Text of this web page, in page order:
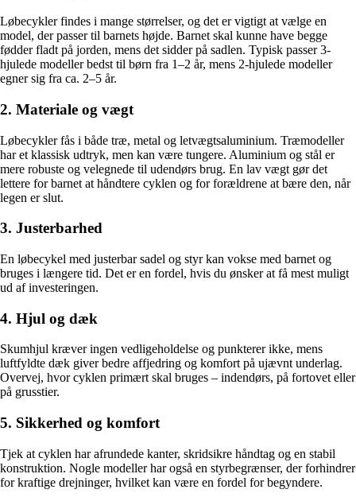
Løbecykler findes i mange størrelser, og det er vigtigt at vælge en
model, der passer til barnets højde. Barnet skal kunne have begge
fødder fladt på jorden, mens det sidder på sadlen. Typisk passer 3-
hjulede modeller bedst til børn fra 1–2 år, mens 2-hjulede modeller
egner sig fra ca. 2–5 år.
2. Materiale og vægt
Løbecykler fås i både træ, metal og letvægtsaluminium. Træmodeller
har et klassisk udtryk, men kan være tungere. Aluminium og stål er
mere robuste og velegnede til udendørs brug. En lav vægt gør det
lettere for barnet at håndtere cyklen og for forældrene at bære den, når
legen er slut.
3. Justerbarhed
En løbecykel med justerbar sadel og styr kan vokse med barnet og
bruges i længere tid. Det er en fordel, hvis du ønsker at få mest muligt
ud af investeringen.
4. Hjul og dæk
Skumhjul kræver ingen vedligeholdelse og punkterer ikke, mens
luftfyldte dæk giver bedre affjedring og komfort på ujævnt underlag.
Overvej, hvor cyklen primært skal bruges – indendørs, på fortovet eller
på grusstier.
5. Sikkerhed og komfort
Tjek at cyklen har afrundede kanter, skridsikre håndtag og en stabil
konstruktion. Nogle modeller har også en styrbegrænser, der forhindrer
for kraftige drejninger, hvilket kan være en fordel for begyndere.